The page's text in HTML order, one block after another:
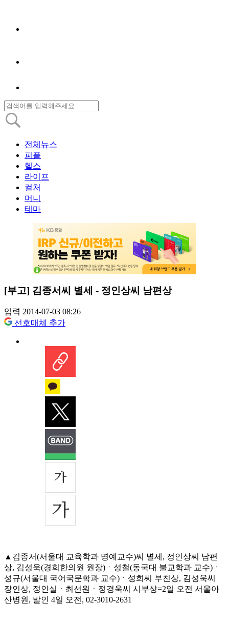
전체뉴스
피플
헬스
라이프
컬처
머니
테마
[부고] 김종서씨 별세 - 정인상씨 남편상
입력 2014-07-03 08:26
선호매체 추가
▲김종서(서울대 교육학과 명예교수)씨 별세, 정인상씨 남편
상, 김성욱(경희한의원 원장)ㆍ성철(동국대 불교학과 교수)ㆍ
성규(서울대 국어국문학과 교수)ㆍ성희씨 부친상, 김성욱씨
장인상, 정인실ㆍ최선원ㆍ정경욱씨 시부상=2일 오전 서울아
산병원, 발인 4일 오전, 02-3010-2631